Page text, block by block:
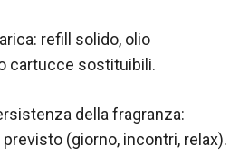
refill solido, olio
cartucce sostituibili.
della fragranza:
previsto (giorno, incontri, relax).